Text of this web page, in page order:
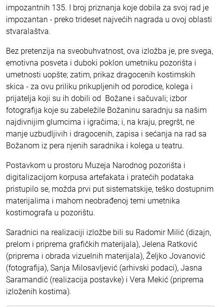
impozantnih 135. I broj priznanja koje dobila za svoj rad je
impozantan - preko trideset najvećih nagrada u ovoj oblasti
stvaralaštva.
Bez pretenzija na sveobuhvatnost, ova izložba je, pre svega,
emotivna posveta i duboki poklon umetniku pozorišta i
umetnosti uopšte; zatim, prikaz dragocenih kostimskih
skica - za ovu priliku prikupljenih od porodice, kolega i
prijatelja koji su ih dobili od Božane i sačuvali; izbor
fotografija koje su zabeležile Božaninu saradnju sa našim
najdivnijim glumcima i igračima; i, na kraju, pregršt, ne
manje uzbudljivih i dragocenih, zapisa i sećanja na rad sa
Božanom iz pera njenih saradnika i kolega u teatru.
Postavkom u prostoru Muzeja Narodnog pozorišta i
digitalizacijom korpusa artefakata i pratećih podataka
pristupilo se, možda prvi put sistematskije, teško dostupnim
materijalima i mahom neobrađenoj temi umetnika
kostimografa u pozorištu.
Saradnici na realizaciji izložbe bili su Radomir Milić (dizajn,
prelom i priprema grafičkih materijala), Jelena Ratković
(priprema i obrada vizuelnih materijala), Željko Jovanović
(fotografija), Sanja Milosavljević (arhivski podaci), Jasna
Saramandić (realizacija postavke) i Vera Mekić (priprema
izloženih kostima).